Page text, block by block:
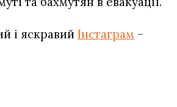
і яскравий Інстаграм –